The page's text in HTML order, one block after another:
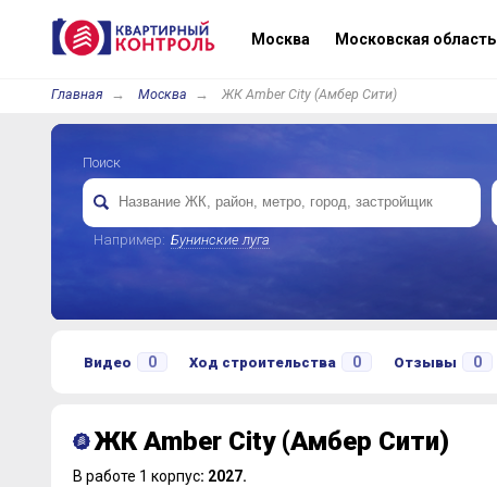
Москва Московская область
Главная Москва ЖК Amber City (Амбер Сити)
Поиск
Например: Бунинские луга
Видео 0 Ход строительства 0 Отзывы 0
ЖК Amber City (Амбер Сити)
В работе 1 корпус: 2027.